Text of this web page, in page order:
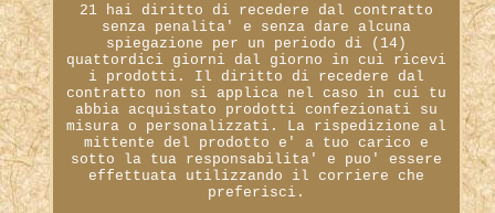
21 hai diritto di recedere dal contratto
senza penalita' e senza dare alcuna
spiegazione per un periodo di (14)
quattordici giorni dal giorno in cui ricevi
i prodotti. Il diritto di recedere dal
contratto non si applica nel caso in cui tu
abbia acquistato prodotti confezionati su
misura o personalizzati. La rispedizione al
mittente del prodotto e' a tuo carico e
sotto la tua responsabilita' e puo' essere
effettuata utilizzando il corriere che
preferisci.